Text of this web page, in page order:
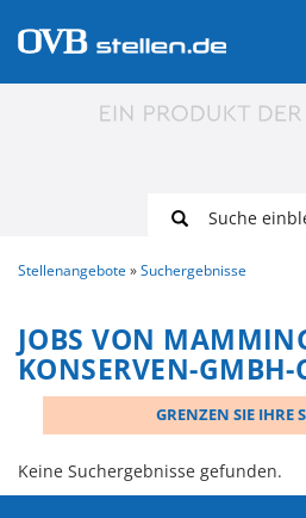
Suche
Stellenangebote Suchergebnisse
JOBS VON
KONSERVEN-GMBH-
GRENZEN SIE IHRE
Keine Suchergebnisse gefunden.